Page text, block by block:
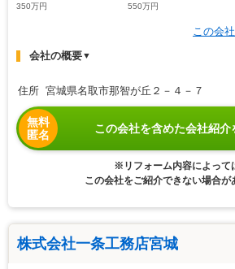
350万円
550万円
この会
会社の概要▼
住所 宮城県名取市那智が丘２－４－７
無料
匿名
この会社を含めた会社紹介
※リフォーム内容によって
この会社をご紹介できない場合が
株式会社一条工務店宮城